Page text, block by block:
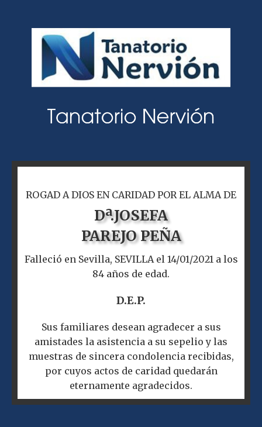
ROGAD A DIOS EN CARIDAD POR EL ALMA DE
Dª.JOSEFA
PAREJO PEÑA
Falleció en Sevilla, SEVILLA el 14/01/2021 a los
84 años de edad.
D.E.P.
Sus familiares desean agradecer a sus
amistades la asistencia a su sepelio y las
muestras de sincera condolencia recibidas,
por cuyos actos de caridad quedarán
eternamente agradecidos.